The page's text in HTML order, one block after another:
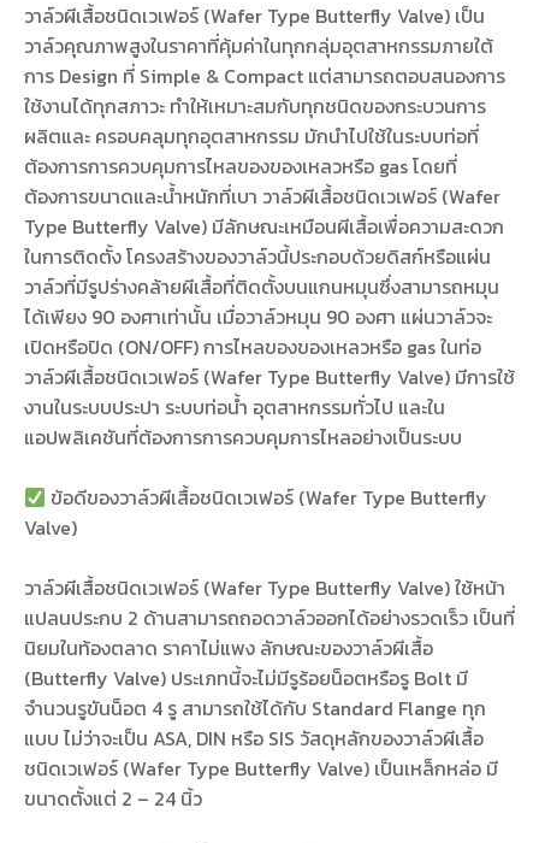
วาล์วผีเสื้อชนิดเวเฟอร์ (Wafer Type Butterfly Valve) เป็น
วาล์วคุณภาพสูงในราคาที่คุ้มค่าในทุกกลุ่มอุตสาหกรรมภายใต้
การ Design ที่ Simple & Compact แต่สามารถตอบสนองการ
ใช้งานได้ทุกสภาวะ ทำให้เหมาะสมกับทุกชนิดของกระบวนการ
ผลิตและ ครอบคลุมทุกอุตสาหกรรม มักนำไปใช้ในระบบท่อที่
ต้องการการควบคุมการไหลของของเหลวหรือ gas โดยที่
ต้องการขนาดและน้ำหนักที่เบา วาล์วผีเสื้อชนิดเวเฟอร์ (Wafer
Type Butterfly Valve) มีลักษณะเหมือนผีเสื้อเพื่อความสะดวก
ในการติดตั้ง โครงสร้างของวาล์วนี้ประกอบด้วยดิสก์หรือแผ่น
วาล์วที่มีรูปร่างคล้ายผีเสื้อที่ติดตั้งบนแกนหมุนซึ่งสามารถหมุน
ได้เพียง 90 องศาเท่านั้น เมื่อวาล์วหมุน 90 องศา แผ่นวาล์วจะ
เปิดหรือปิด (ON/OFF) การไหลของของเหลวหรือ gas ในท่อ
วาล์วผีเสื้อชนิดเวเฟอร์ (Wafer Type Butterfly Valve) มีการใช้
งานในระบบประปา ระบบท่อน้ำ อุตสาหกรรมทั่วไป และใน
แอปพลิเคชันที่ต้องการการควบคุมการไหลอย่างเป็นระบบ
ข้อดีของวาล์วผีเสื้อชนิดเวเฟอร์ (Wafer Type Butterfly
Valve)
วาล์วผีเสื้อชนิดเวเฟอร์ (Wafer Type Butterfly Valve) ใช้หน้า
แปลนประกบ 2 ด้านสามารถถอดวาล์วออกได้อย่างรวดเร็ว เป็นที่
นิยมในท้องตลาด ราคาไม่แพง ลักษณะของวาล์วผีเสื้อ
(Butterfly Valve) ประเภทนี้จะไม่มีรูร้อยน็อตหรือรู Bolt มี
จำนวนรูขันน็อต 4 รู สามารถใช้ได้กับ Standard Flange ทุก
แบบ ไม่ว่าจะเป็น ASA, DIN หรือ SIS วัสดุหลักของวาล์วผีเสื้อ
ชนิดเวเฟอร์ (Wafer Type Butterfly Valve) เป็นเหล็กหล่อ มี
ขนาดตั้งแต่ 2 – 24 นิ้ว